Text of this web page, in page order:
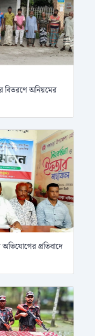
বিতরণে অনিয়মের
প্রতিবাদে